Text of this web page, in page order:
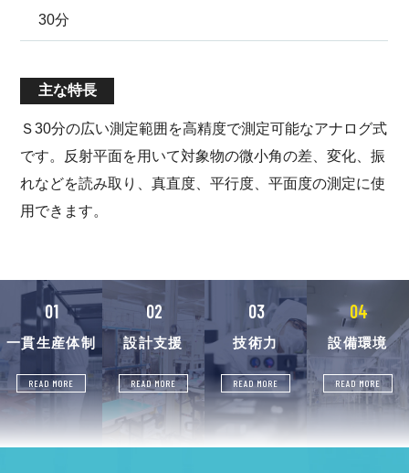
30分
主な特長
Ｓ30分の広い測定範囲を高精度で測定可能なアナログ式
です。反射平面を用いて対象物の微小角の差、変化、振
れなどを読み取り、真直度、平行度、平面度の測定に使
用できます。
01
一貫生産体制
READ MORE
02
設計支援
READ MORE
03
技術力
READ MORE
04
設備環境
READ MORE